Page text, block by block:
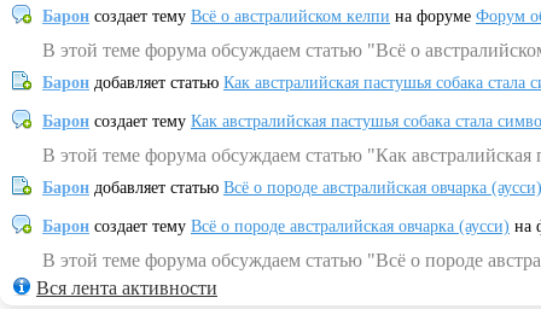
Барон создает тему Всё о австралийском келпи на форуме Форум
В этой теме форума обсуждаем статью "Всё о
Барон добавляет статью Как австралийская пастушья собака
Барон создает тему Как австралийская пастушья собака стала
В этой теме форума обсуждаем статью "Как
Барон добавляет статью Всё о породе австралийская овчарка (аусси)
Барон создает тему Всё о породе австралийская овчарка (аусси) на
В этой теме форума обсуждаем статью "Всё о породе
Вся лента активности